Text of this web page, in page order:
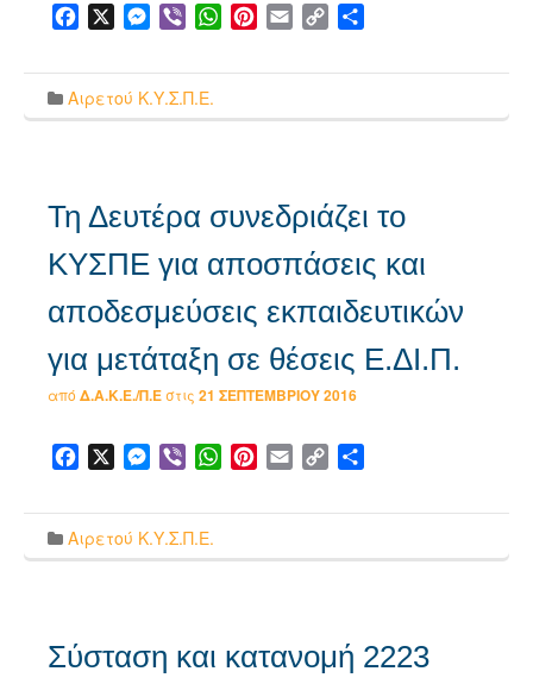
Facebook Messenger
Viber WhatsApp
Pinterest
Email Copy
Αιρετού Κ.Υ.Σ.Π.Ε.
Τη Δευτέρα συνεδριάζει το
ΚΥΣΠΕ για αποσπάσεις και
αποδεσμεύσεις εκπαιδευτικών
για μετάταξη σε θέσεις Ε.ΔΙ.Π.
από Δ.Α.Κ.Ε./Π.Εστις 21 ΣΕΠΤΕΜΒΡΊΟΥ 2016
Facebook Messenger
Viber WhatsApp
Pinterest
Email Copy
Αιρετού Κ.Υ.Σ.Π.Ε.
Σύσταση και κατανομή 2223